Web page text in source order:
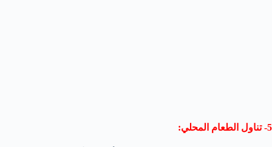
5- تناول الطعام المحلي: